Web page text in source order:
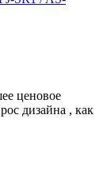
ценовое
дизайна , как